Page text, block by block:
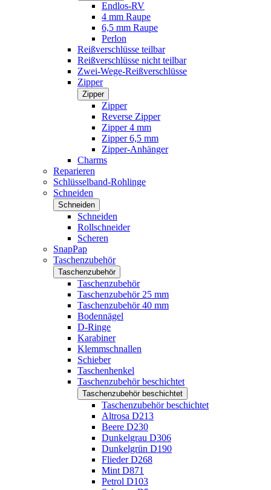
Endlos-RV
4 mm Raupe
6,5 mm Raupe
Perlon
Reißverschlüsse teilbar
Reißverschlüsse nicht teilbar
Zwei-Wege-Reißverschlüsse
Zipper
Zipper
Zipper
Reverse Zipper
Zipper 4 mm
Zipper 6,5 mm
Zipper-Anhänger
Charms
Reparieren
Schlüsselband-Rohlinge
Schneiden
Schneiden
Schneiden
Rollschneider
Scheren
SnapPap
Taschenzubehör
Taschenzubehör
Taschenzubehör
Taschenzubehör 25 mm
Taschenzubehör 40 mm
Bodennägel
D-Ringe
Karabiner
Klemmschnallen
Schieber
Taschenhenkel
Taschenzubehör beschichtet
Taschenzubehör beschichtet
Taschenzubehör beschichtet
Altrosa D213
Beere D230
Dunkelgrau D306
Dunkelgrün D190
Flieder D268
Mint D871
Petrol D103